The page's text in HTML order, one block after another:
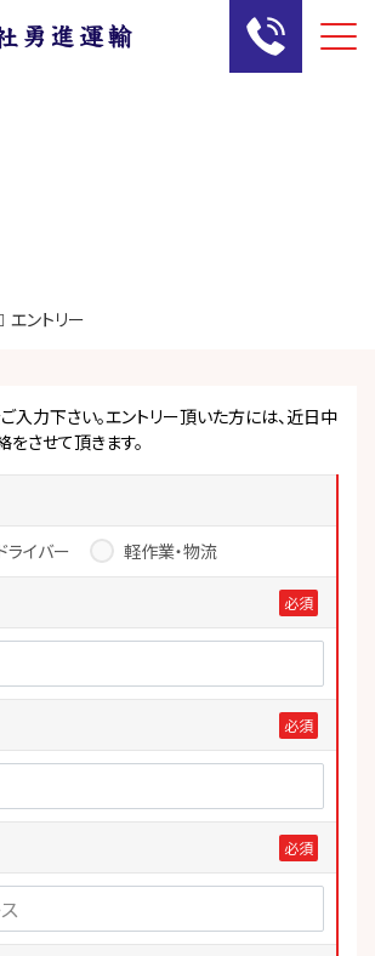
エントリー
入力下さい。エントリー頂いた方には、近日中
させて頂きます。
ライバー 軽作業・物流